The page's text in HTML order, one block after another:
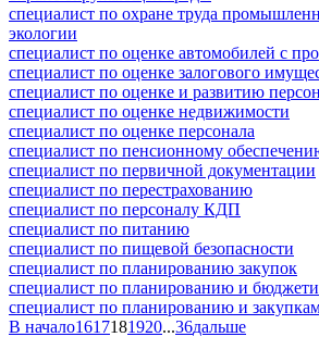
специалист по охране труда
экологии
специалист по оценке автомобилей с
специалист по оценке залогового
специалист по оценке и развитию
специалист по оценке недвижимости
специалист по оценке персонала
специалист по пенсионному
специалист по первичной документации
специалист по перестрахованию
специалист по персоналу КДП
специалист по питанию
специалист по пищевой безопасности
специалист по планированию закупок
специалист по планированию и
специалист по планированию и
В начало1617181920...36дальше